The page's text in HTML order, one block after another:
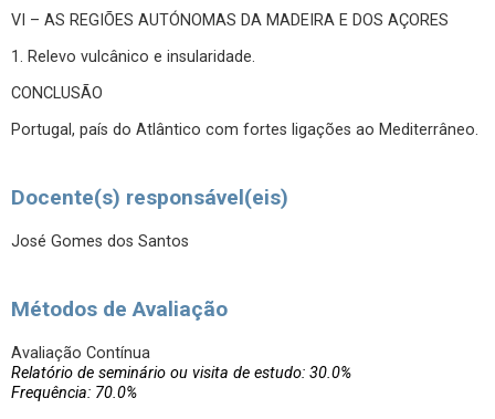
VI – AS REGIÕES AUTÓNOMAS DA MADEIRA E DOS AÇORES
1. Relevo vulcânico e insularidade.
CONCLUSÃO
Portugal, país do Atlântico com fortes ligações ao Mediterrâneo.
Docente(s) responsável(eis)
José Gomes dos Santos
Métodos de Avaliação
Avaliação Contínua
Relatório de seminário ou visita de estudo: 30.0%
Frequência: 70.0%